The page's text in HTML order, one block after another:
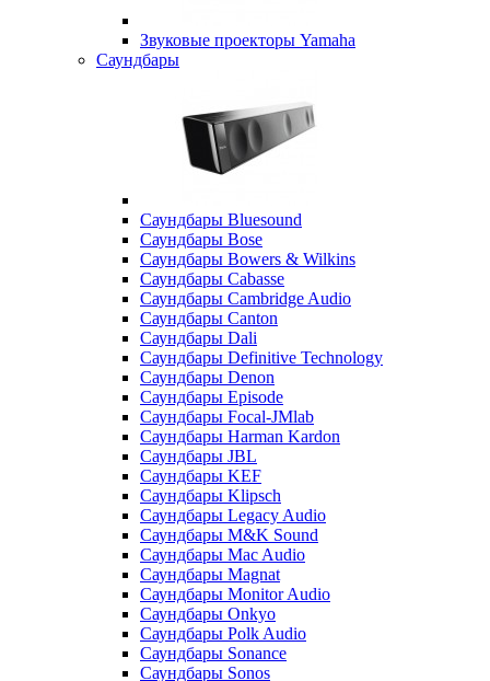
Звуковые проекторы Yamaha
Саундбары
Саундбары Bluesound
Саундбары Bose
Саундбары Bowers & Wilkins
Саундбары Cabasse
Саундбары Cambridge Audio
Саундбары Canton
Саундбары Dali
Саундбары Definitive Technology
Саундбары Denon
Саундбары Episode
Саундбары Focal-JMlab
Саундбары Harman Kardon
Саундбары JBL
Саундбары KEF
Саундбары Klipsch
Саундбары Legacy Audio
Саундбары M&K Sound
Саундбары Mac Audio
Саундбары Magnat
Саундбары Monitor Audio
Саундбары Onkyo
Саундбары Polk Audio
Саундбары Sonance
Саундбары Sonos